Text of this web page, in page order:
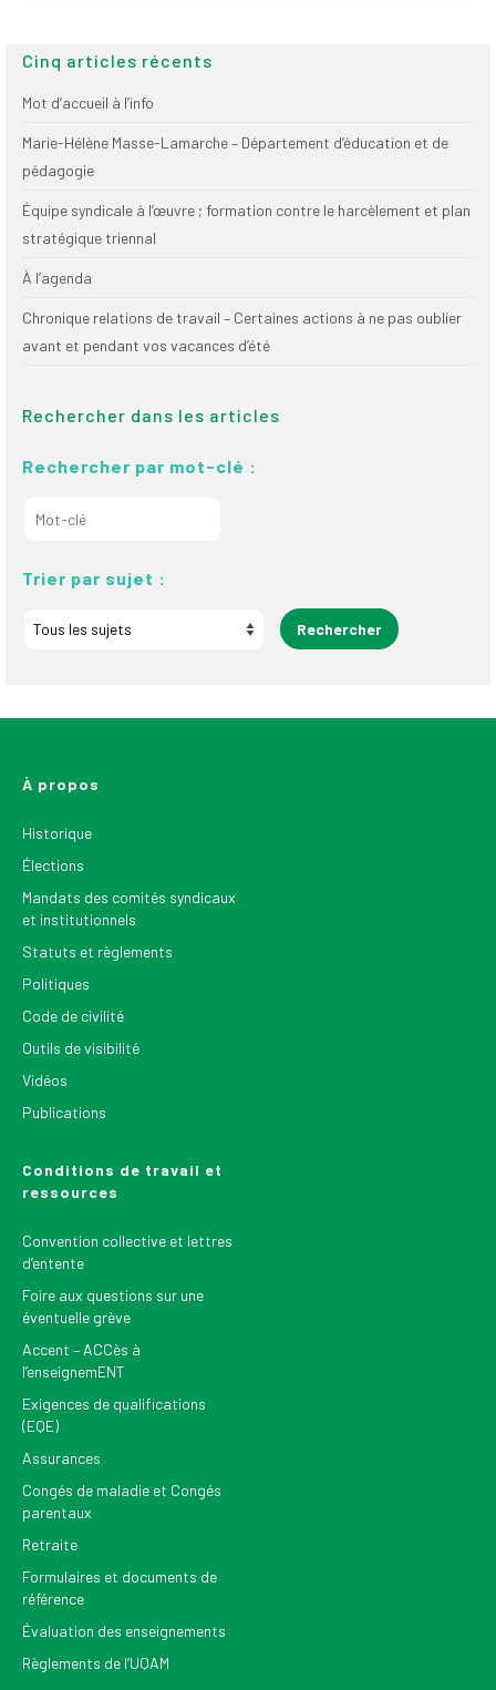
Cinq articles récents
Mot d’accueil à l’info
Marie-Hélène Masse-Lamarche – Département d’éducation et de
pédagogie
Équipe syndicale à l’œuvre ; formation contre le harcèlement et plan
stratégique triennal
À l’agenda
Chronique relations de travail – Certaines actions à ne pas oublier
avant et pendant vos vacances d’été
Rechercher dans les articles
Rechercher par mot-clé :
Trier par sujet :
À propos
Historique
Élections
Mandats des comités syndicaux
et institutionnels
Statuts et règlements
Politiques
Code de civilité
Outils de visibilité
Vidéos
Publications
Conditions de travail et
ressources
Convention collective et lettres
d’entente
Foire aux questions sur une
éventuelle grève
Accent – ACCès à
l’enseignemENT
Exigences de qualifications
(EQE)
Assurances
Congés de maladie et Congés
parentaux
Retraite
Formulaires et documents de
référence
Évaluation des enseignements
Règlements de l’UQAM